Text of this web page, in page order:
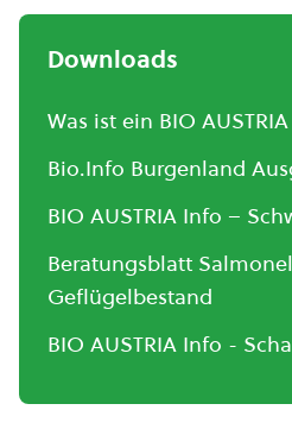
Downloads
Was ist ein BIO
Bio.Info Burgenland
BIO AUSTRIA Info –
Beratungsblatt
Geflügelbestand
BIO AUSTRIA Info -